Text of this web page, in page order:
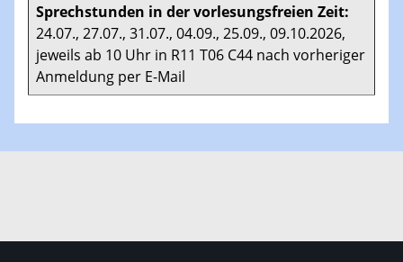
Sprechstunden in der vorlesungsfreien Zeit:
24.07., 27.07., 31.07., 04.09., 25.09., 09.10.2026,
jeweils ab 10 Uhr in R11 T06 C44 nach vorheriger
Anmeldung per E-Mail